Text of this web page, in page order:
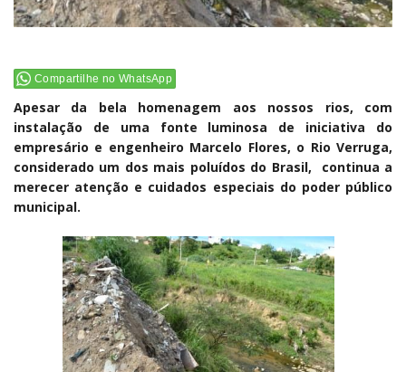
Compartilhe no WhatsApp
Apesar da bela homenagem aos nossos rios, com
instalação de uma fonte luminosa de iniciativa do
empresário e engenheiro Marcelo Flores, o Rio Verruga,
considerado um dos mais poluídos do Brasil, continua a
merecer atenção e cuidados especiais do poder público
municipal.